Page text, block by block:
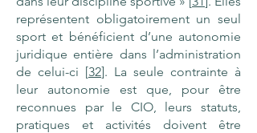
représentent obligatoirement un seul
sport et bénéficient d’une autonomie
juridique entière dans l’administration
de celui-ci [32]. La seule contrainte à
leur autonomie est que, pour être
reconnues par le CIO, leurs statuts,
pratiques et activités doivent être